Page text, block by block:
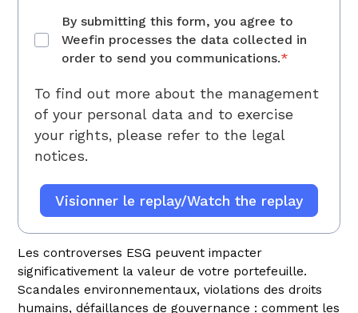
By submitting this form, you agree to
Weefin processes the data collected in
order to send you communications.*
To find out more about the management
of your personal data and to exercise
your rights, please refer to the legal
notices.
Les controverses ESG peuvent impacter
significativement la valeur de votre portefeuille.
Scandales environnementaux, violations des droits
humains, défaillances de gouvernance : comment les